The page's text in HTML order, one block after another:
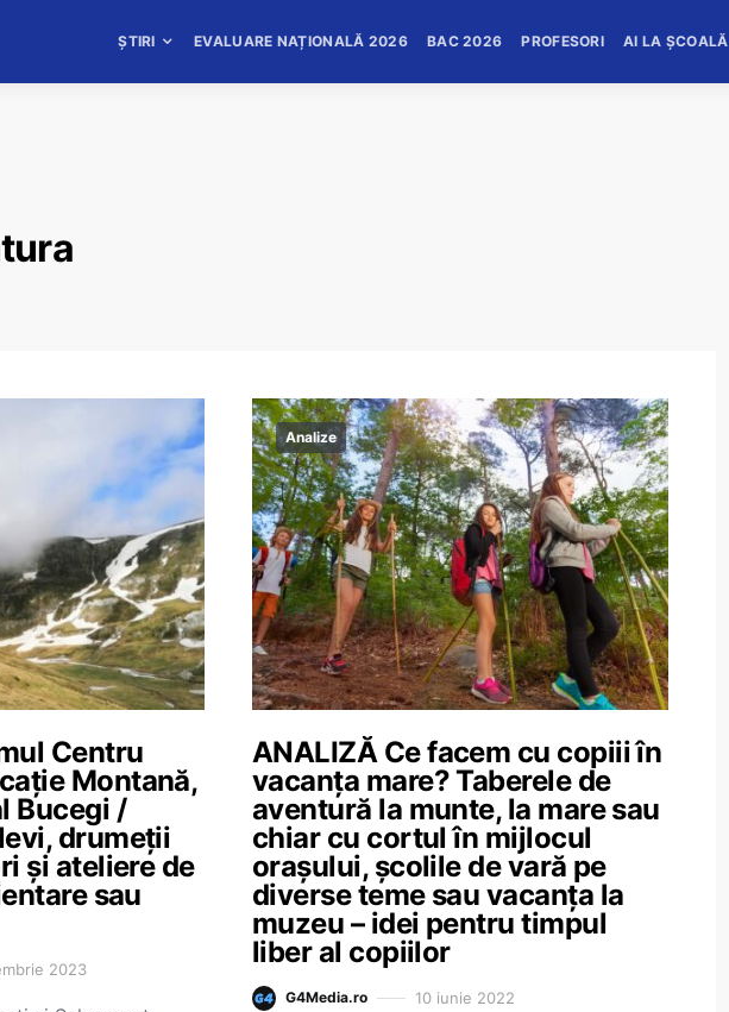
ȘTIRI EVALUARE NAȚIONALĂ 2026 BAC 2026 PROFESORI AI LA ȘCOALĂ
Centru
Montană,
Bucegi /
drumeţii
şi ateliere de
sau
2023
Analize
ANALIZĂ Ce facem cu copiii în
vacanța mare? Taberele de
aventură la munte, la mare sau
chiar cu cortul în mijlocul
orașului, școlile de vară pe
diverse teme sau vacanța la
muzeu – idei pentru timpul
liber al copiilor
G4Media.ro 10 iunie 2022